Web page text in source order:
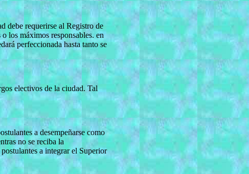
debe requerirse al Registro de
los máximos responsables. en
perfeccionada hasta tanto se
electivos de la ciudad. Tal
a desempeñarse como
no se reciba la
a integrar el Superior